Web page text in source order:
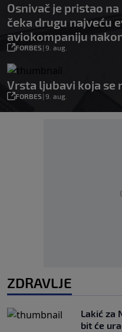
Osnivač je pristao
čeka drugu najveću
aviokompaniju
FORBES| 9. aug.
Vrsta ljubavi koja se
FORBES| 9. aug.
ZDRAVLJE
Lakić za
bit će